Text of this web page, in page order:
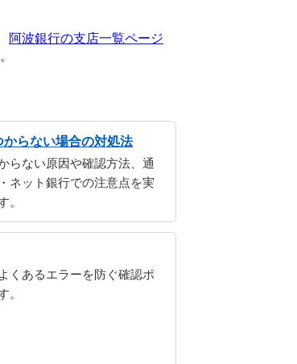
阿波銀行の支店一覧ページ
らない場合の対処法
らない原因や確認方法、通
ネット銀行での注意点を実
。
くあるエラーを防ぐ確認ポ
。